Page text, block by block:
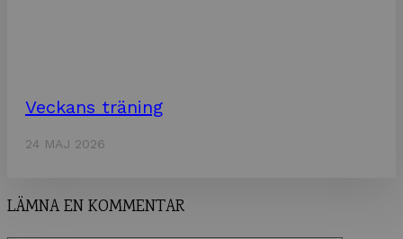
Veckans träning
24 MAJ 2026
LÄMNA EN KOMMENTAR